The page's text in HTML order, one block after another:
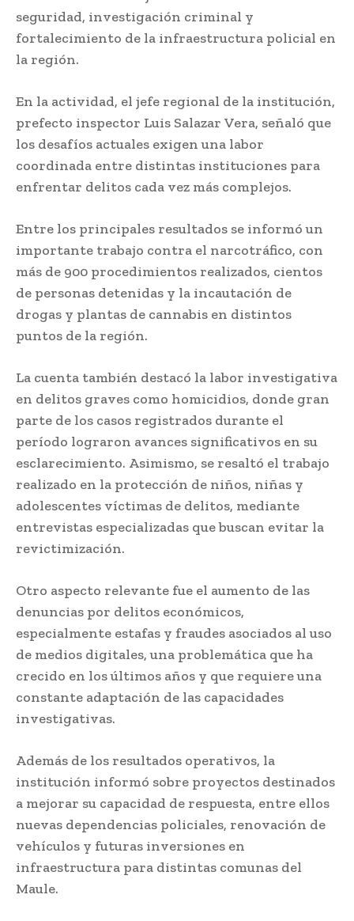
seguridad, investigación criminal y
fortalecimiento de la infraestructura policial en
la región.
En la actividad, el jefe regional de la institución,
prefecto inspector Luis Salazar Vera, señaló que
los desafíos actuales exigen una labor
coordinada entre distintas instituciones para
enfrentar delitos cada vez más complejos.
Entre los principales resultados se informó un
importante trabajo contra el narcotráfico, con
más de 900 procedimientos realizados, cientos
de personas detenidas y la incautación de
drogas y plantas de cannabis en distintos
puntos de la región.
La cuenta también destacó la labor investigativa
en delitos graves como homicidios, donde gran
parte de los casos registrados durante el
período lograron avances significativos en su
esclarecimiento. Asimismo, se resaltó el trabajo
realizado en la protección de niños, niñas y
adolescentes víctimas de delitos, mediante
entrevistas especializadas que buscan evitar la
revictimización.
Otro aspecto relevante fue el aumento de las
denuncias por delitos económicos,
especialmente estafas y fraudes asociados al uso
de medios digitales, una problemática que ha
crecido en los últimos años y que requiere una
constante adaptación de las capacidades
investigativas.
Además de los resultados operativos, la
institución informó sobre proyectos destinados
a mejorar su capacidad de respuesta, entre ellos
nuevas dependencias policiales, renovación de
vehículos y futuras inversiones en
infraestructura para distintas comunas del
Maule.